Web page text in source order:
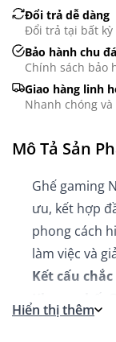
Đổi trả dễ dàng
Đổi trả tại bất kỳ
Bảo hành chu
Chính sách bảo
Giao hàng linh
Nhanh chóng
Mô Tả Sản
Ghế gaming
ưu, kết hợp
phong cách
làm việc và
Kết cấu
chắn, bền bỉ,
Hiển thị thêm